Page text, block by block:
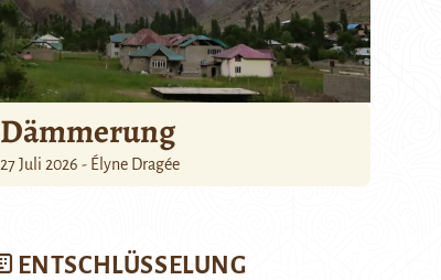
Dämmerung
27 Juli 2026 - Élyne Dragée
ENTSCHLÜSSELUNG